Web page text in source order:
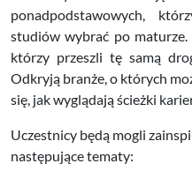
ponadpodstawowych,
studiów wybrać po
którzy przeszli tę samą
Odkryją branże, o których
się, jak wyglądają ścieżki
Uczestnicy będą mogli
następujące tematy: